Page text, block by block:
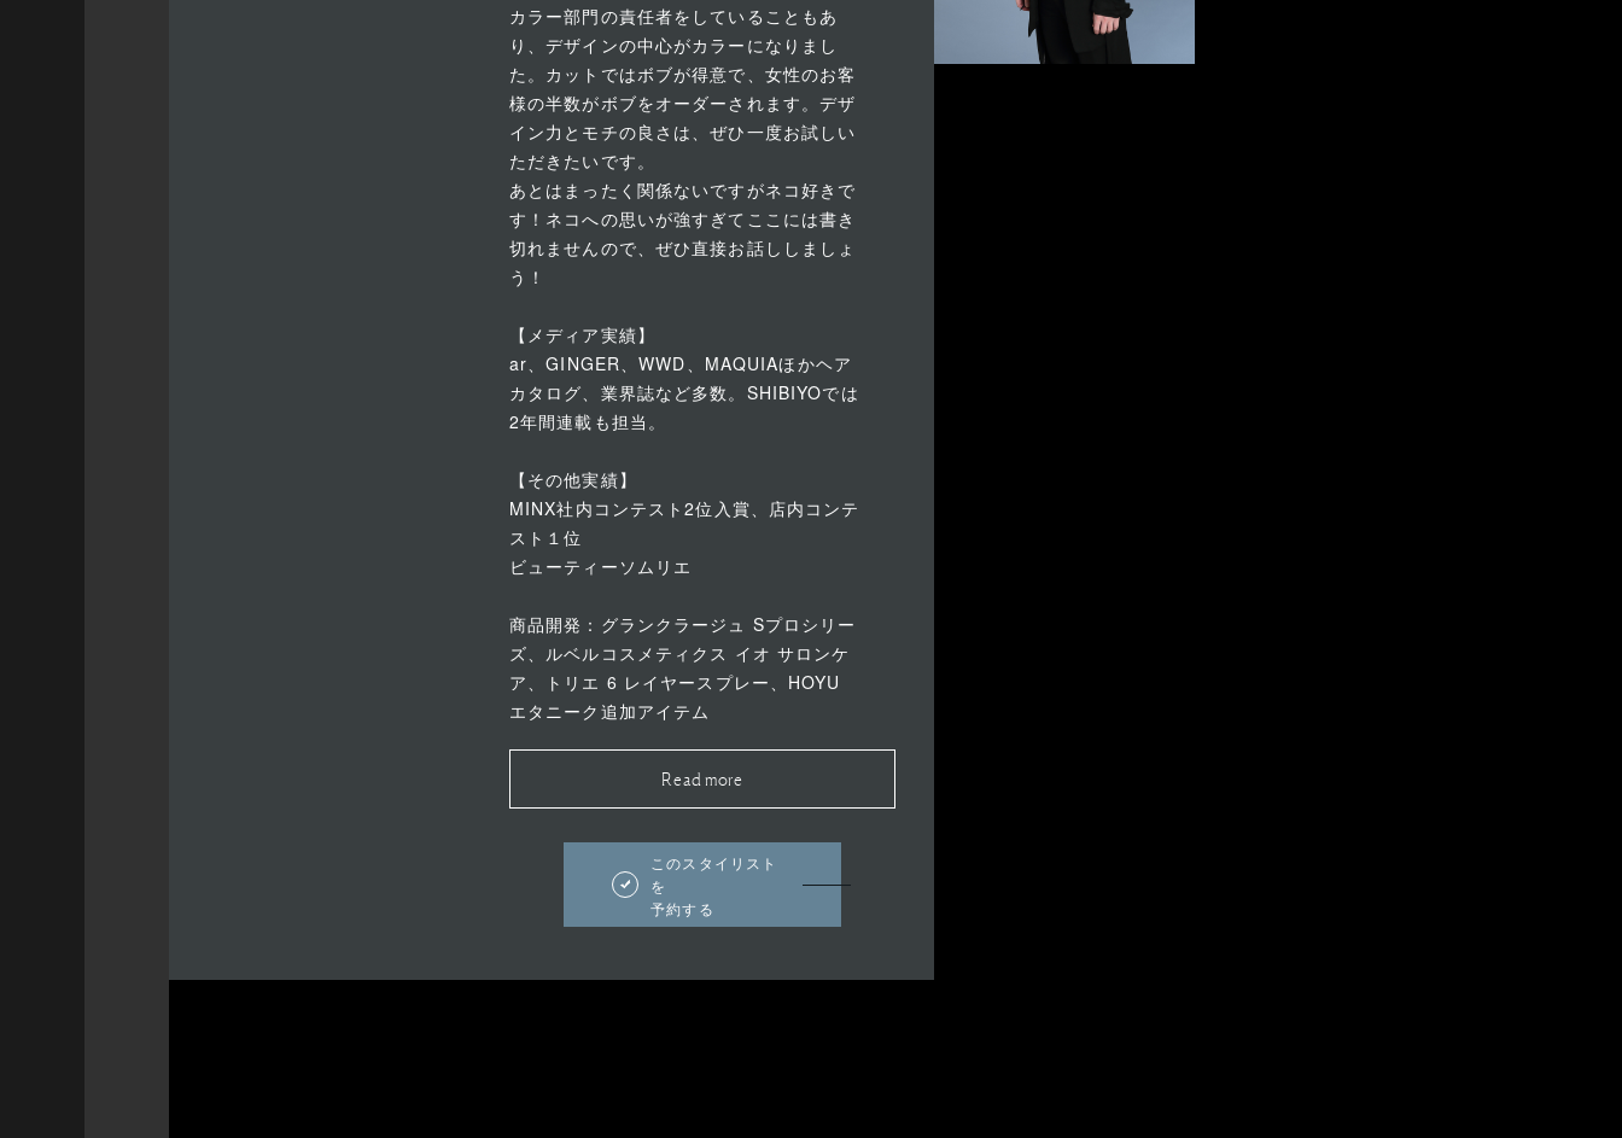
カラー部門の責任者をしていることもあ
り、デザインの中心がカラーになりまし
た。カットではボブが得意で、女性のお客
様の半数がボブをオーダーされます。デザ
イン力とモチの良さは、ぜひ一度お試しい
ただきたいです。
あとはまったく関係ないですがネコ好きで
す！ネコへの思いが強すぎてここには書き
切れませんので、ぜひ直接お話ししましょ
う！
【メディア実績】
ar、GINGER、WWD、MAQUIAほかヘア
カタログ、業界誌など多数。SHIBIYOでは
2年間連載も担当。
【その他実績】
MINX社内コンテスト2位入賞、店内コンテ
スト１位
ビューティーソムリエ
商品開発：グランクラージュ Sプロシリー
ズ、ルベルコスメティクス イオ サロンケ
ア、トリエ 6 レイヤースプレー、HOYU
エタニーク追加アイテム
Read more
このスタイリスト
を
予約する